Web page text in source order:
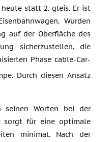
statt 2. gleis. Er ist
Wurden
auf der Oberfläche des
sicherzustellen, die
Phase cable-Car-
Durch diesen Ansatz
seinen Worten bei der
sorgt für eine optimale
minimal. Nach der